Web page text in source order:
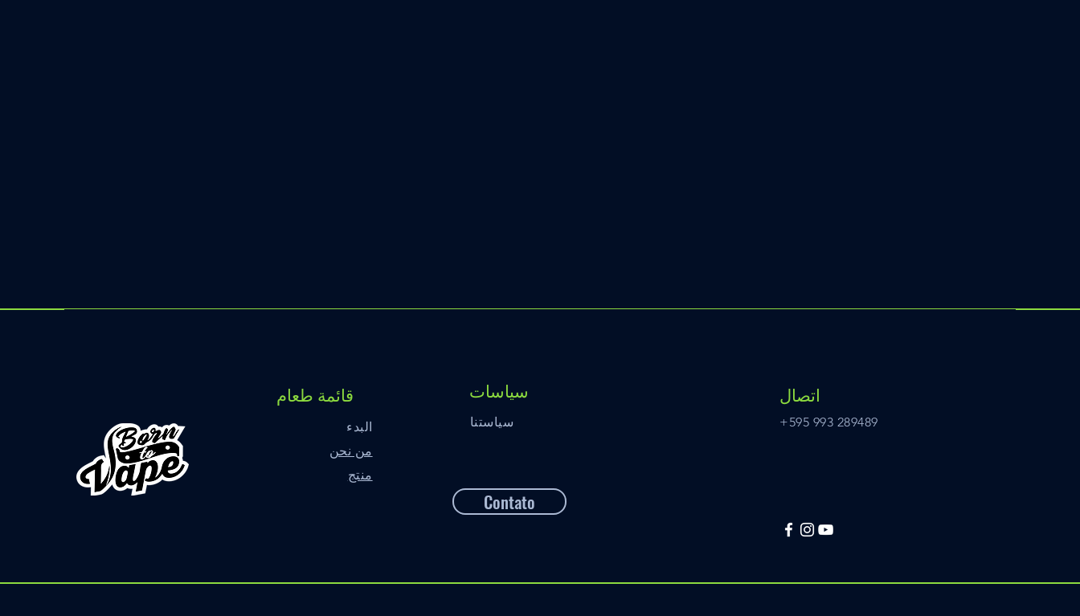
قائمة طعام
البدء
من نحن
منتج
سياسات
سياستنا
Contato
اتصال
+595 993 289489